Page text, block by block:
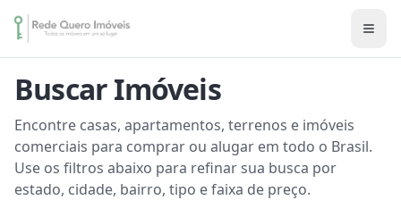
Buscar Imóveis
Encontre casas, apartamentos, terrenos e imóveis
comerciais para comprar ou alugar em todo o Brasil.
Use os filtros abaixo para refinar sua busca por
estado, cidade, bairro, tipo e faixa de preço.